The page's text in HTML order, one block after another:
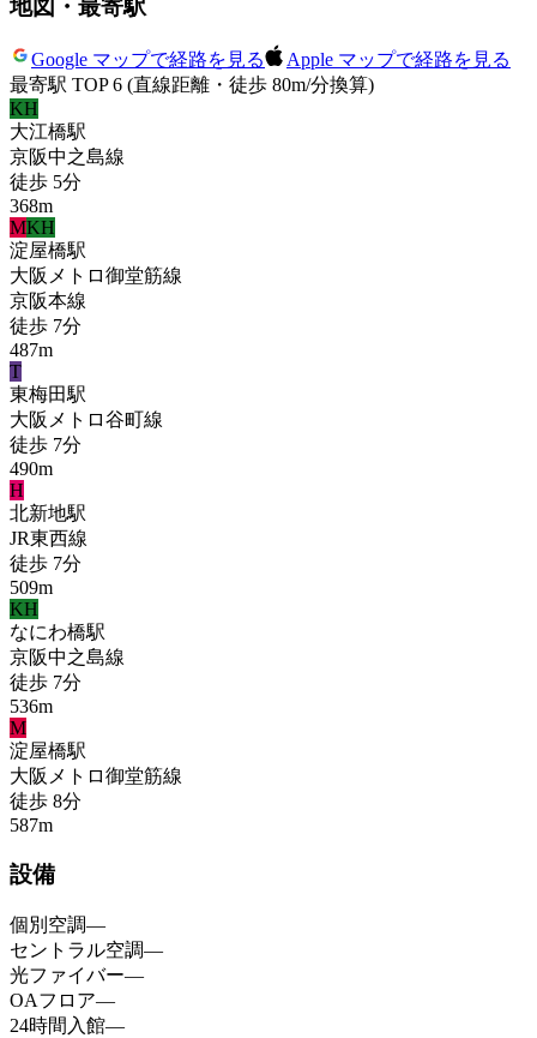
地図・最寄駅
Google マップで経路を見る
Apple マップで経路を見る
最寄駅 TOP 6 (直線距離・徒歩 80m/分換算)
KH
大江橋駅
京阪中之島線
徒歩 5分
368m
MKH
淀屋橋駅
大阪メトロ御堂筋線
京阪本線
徒歩 7分
487m
T
東梅田駅
大阪メトロ谷町線
徒歩 7分
490m
H
北新地駅
JR東西線
徒歩 7分
509m
KH
なにわ橋駅
京阪中之島線
徒歩 7分
536m
M
淀屋橋駅
大阪メトロ御堂筋線
徒歩 8分
587m
設備
個別空調—
セントラル空調—
光ファイバー—
OAフロア—
24時間入館—